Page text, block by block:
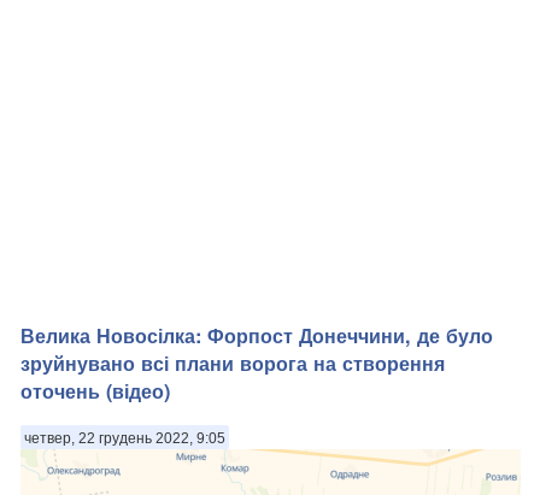
Велика Новосілка: Форпост Донеччини, де було
зруйнувано всі плани ворога на створення
оточень (відео)
четвер, 22 грудень 2022, 9:05